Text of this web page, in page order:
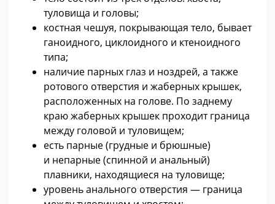
туловища и головы;
костная чешуя, покрывающая тело, бывает
ганоидного, циклоидного и ктеноидного
типа;
наличие парных глаз и ноздрей, а также
ротового отверстия и жаберных крышек,
расположенных на голове. По заднему
краю жаберных крышек проходит граница
между головой и туловищем;
есть парные (грудные и брюшные)
и непарные (спинной и анальный)
плавники, находящиеся на туловище;
уровень анального отверстия — граница